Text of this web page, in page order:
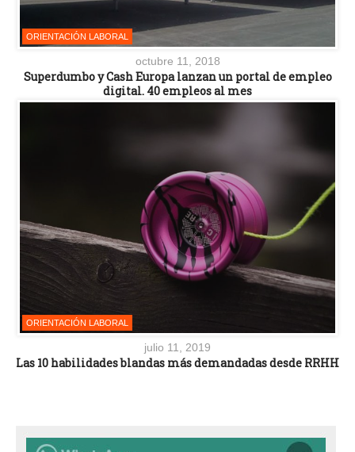
ORIENTACIÓN LABORAL
octubre 11, 2018
Superdumbo y Cash Europa lanzan un portal de empleo
digital. 40 empleos al mes
ORIENTACIÓN LABORAL
julio 11, 2019
Las 10 habilidades blandas más demandadas desde RRHH